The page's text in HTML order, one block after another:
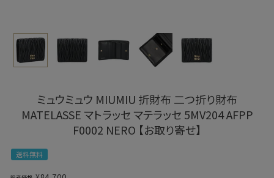
ミュウミュウ MIUMIU 折財布 二つ折り財布
MATELASSE マトラッセ マテラッセ 5MV204 AFPP
F0002 NERO 【お取り寄せ】
送料無料